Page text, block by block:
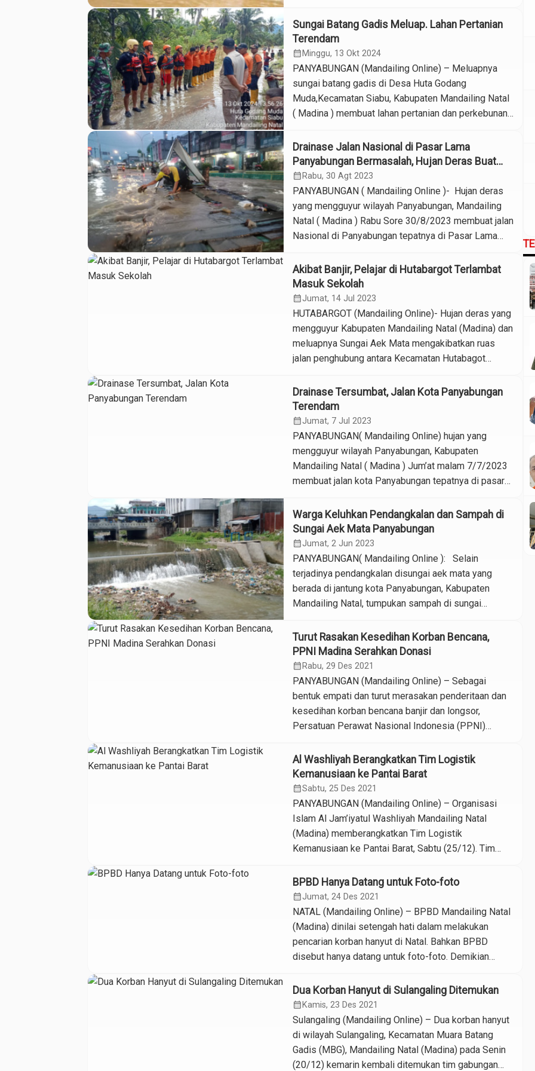
Kabupaten Mandailing Natal ada sekitar 70 KK
(Kepala Kelurga) yang terdampak. Kata Kepala Badan
BPBD Madina Muksin Nasution. Berdasarkan laporan
tim hingga minggu pagi […]
Sungai Batang Gadis Meluap. Lahan Pertanian
Terendam
calendar_month Minggu, 13 Okt 2024
PANYABUNGAN (Mandailing Online) – Meluapnya
sungai batang gadis di Desa Huta Godang
Muda,Kecamatan Siabu, Kabupaten Mandailing Natal
( Madina ) membuat lahan pertanian dan perkebunan
Penanggulangan Bencana Daerah (BPBD) Madina
Muksin mengatakan tingginya intensitas hujan yang
mengguyur wilayah Madina menjadi penyebab. ”
kondisi sore ini air sudah mulai surut, […]
Drainase Jalan Nasional di Pasar Lama
Panyabungan Bermasalah, Hujan Deras Buat
Jalan dan Pertokoan Tergenang
calendar_month Rabu, 30 Agt 2023
PANYABUNGAN ( Mandailing Online )- Hujan deras
yang mengguyur wilayah Panyabungan, Mandailing
Natal ( Madina ) Rabu Sore 30/8/2023 membuat jalan
Nasional di Panyabungan tepatnya di Pasar Lama
pertokoan itu akibat tersumbatnya drainase. Reporter
Mandailing Online Fikri melaporkan, karena drainase
tidak mampu menampung debit air hujan ditambah
kondisinya […]
Akibat Banjir, Pelajar di Hutabargot Terlambat
Masuk Sekolah
calendar_monthJumat, 14 Jul 2023
HUTABARGOT (Mandailing Online)- Hujan deras yang
mengguyur Kabupaten Mandailing Natal (Madina) dan
meluapnya Sungai Aek Mata mengakibatkan ruas
jalan penghubung antara Kecamatan Hutabagot
Jumat (14/7/2023). Diketahui, ruas jalan Manyabar
Gunung Manaon ini merupakan akses utama bagi
warga Kecamatan Hutabargot menuju Kota
Panyabungan, banjir ini juga mengakibatkan sejumlah
pelajar yang hendak […]
Drainase Tersumbat, Jalan Kota Panyabungan
Terendam
calendar_monthJumat, 7 Jul 2023
PANYABUNGAN( Mandailing Online) hujan yang
mengguyur wilayah Panyabungan, Kabupaten
Mandailing Natal ( Madina ) Jum’at malam 7/7/2023
membuat jalan kota Panyabungan tepatnya di pasar
mencapai betis orang dewasa. Air yang menggenangi
badan jalan diduga akibat drainase jalan tersumbat
sampah, akibatnya air meluber ke jalan raya. Sejumlah
sepeda […]
Warga Keluhkan Pendangkalan dan Sampah di
Sungai Aek Mata Panyabungan
calendar_monthJumat, 2 Jun 2023
PANYABUNGAN( Mandailing Online ): Selain
terjadinya pendangkalan disungai aek mata yang
berada di jantung kota Panyabungan, Kabupaten
Mandailing Natal, tumpukan sampah di sungai
khawatirkan akan banjir. Sungai aek mata memang
kerap meluap ke pemukiman penduduk sehingga
mengakibatkan banjir ketika hujan deras turun. Dari
penuturan Irwan salah seorang warga […]
Turut Rasakan Kesedihan Korban Bencana,
PPNI Madina Serahkan Donasi
calendar_month Rabu, 29 Des 2021
PANYABUNGAN (Mandailing Online) – Sebagai
bentuk empati dan turut merasakan penderitaan dan
kesedihan korban bencana banjir dan longsor,
Persatuan Perawat Nasional Indonesia (PPNI)
disalurkan kepada masyarakat terdampak. Donasi
tersebut diserahkan secara langsung oleh Ketua
PPNI H. Ilman AMK didampingi fungsionaris dan
beberapa ketua komisariat, seperti komisariat RSUD
Panyabungan, Dinas […]
Al Washliyah Berangkatkan Tim Logistik
Kemanusiaan ke Pantai Barat
calendar_monthSabtu, 25 Des 2021
PANYABUNGAN (Mandailing Online) – Organisasi
Islam Al Jam’iyatul Washliyah Mandailing Natal
(Madina) memberangkatkan Tim Logistik
Kemanusiaan ke Pantai Barat, Sabtu (25/12). Tim
Wakil Ketua Mukhtar Nasution didampingi pimpinan
dan kader Gerakan Pemuda Al Washliyah serta
pengurus Muslimat Al Washliyah. Tim Logistik
Kemanusiaan nantinya akan mendistribusikan
sumbangan swadaya kader, warga […]
BPBD Hanya Datang untuk Foto-foto
calendar_monthJumat, 24 Des 2021
NATAL (Mandailing Online) – BPBD Mandailing Natal
(Madina) dinilai setengah hati dalam melakukan
pencarian korban hanyut di Natal. Bahkan BPBD
disebut hanya datang untuk foto-foto. Demikian
Bisri Batubara korban hanyut di sungai Batang Natal
pada Minggu (19/12) pekan lalu. Meski demikian,
Ishar tetap menyampaikan ucapan terima kasih atas
[…]
Dua Korban Hanyut di Sulangaling Ditemukan
calendar_month Kamis, 23 Des 2021
Sulangaling (Mandailing Online) – Dua korban hanyut
di wilayah Sulangaling, Kecamatan Muara Batang
Gadis (MBG), Mandailing Natal (Madina) pada Senin
(20/12) kemarin kembali ditemukan tim gabungan